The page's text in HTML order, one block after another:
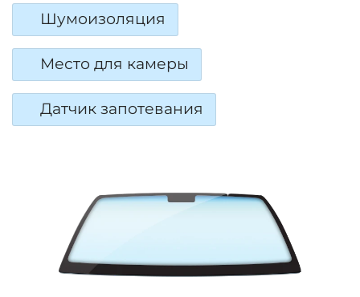
Шумоизоляция
Место для камеры
Датчик запотевания